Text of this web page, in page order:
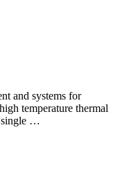
and systems for
temperature thermal
single …